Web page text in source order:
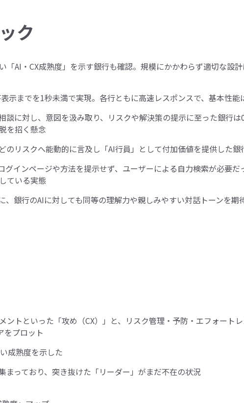
ク
AI・CX成熟度」を示す銀行も確認。規模にかかわらず適切な設
示までを1秒未満で実現。各行ともに高速レスポンスで、基本性能
談に対し、意図を汲み取り、リスクや解決策の提示に至った銀行
を招く懸念
のリスクへ能動的に言及し「AI行員」として付加価値を提供した銀
グインページや方法を提示せず、ユーザーによる自力検索が必要だ
ている実態
、銀行のAIに対しても同等の理解力や親しみやすい対話トーンを期
ントといった「攻め（CX）」と、リスク管理・予防・エフォート
をプロット
成熟度を示した
まっており、突き抜けた「リーダー」がまだ不在の状況